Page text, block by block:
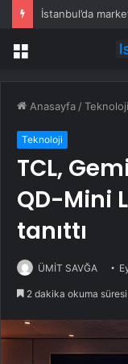
Menü
Anasayfa /Teknoloji
Teknoloji
TCL,
QD-Mini
tanıttı
ÜMİT SAVĞA
2 dakika okuma süresi